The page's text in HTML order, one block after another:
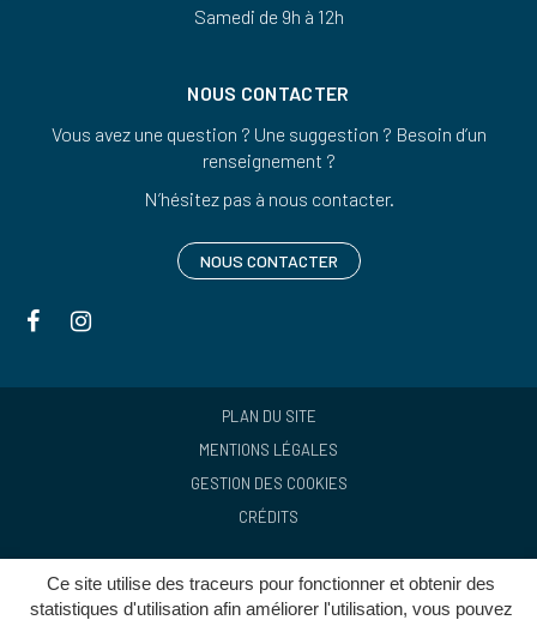
Ce site utilise des traceurs pour fonctionner et obtenir des
statistiques d'utilisation afin améliorer l'utilisation, vous pouvez
Samedi de 9h à 12h
NOUS CONTACTER
Vous avez une question ? Une suggestion ? Besoin d’un
renseignement ?
N’hésitez pas à nous contacter.
NOUS CONTACTER
Lien
le
le
PLAN DU SITE
MENTIONS LÉGALES
GESTION DES COOKIES
CRÉDITS